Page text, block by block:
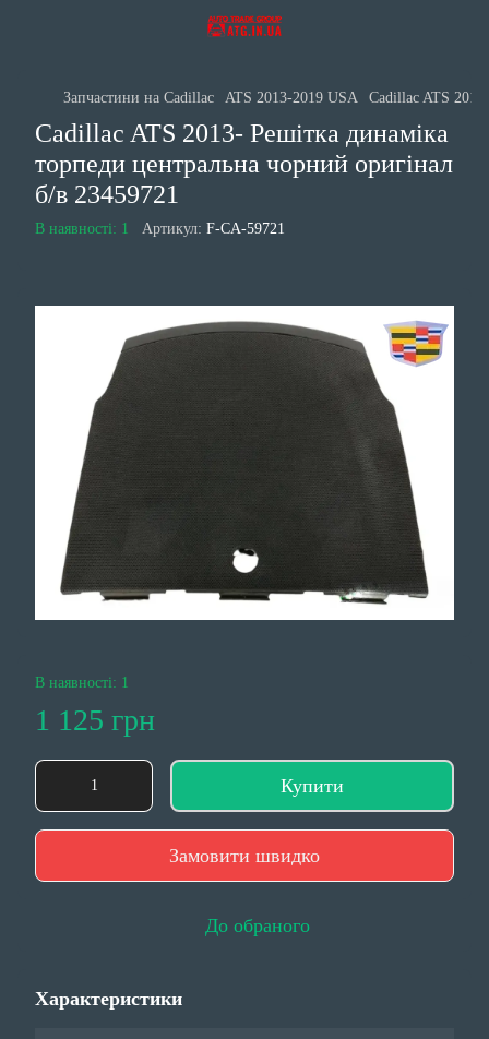
Запчастини на Cadillac ATS 2013-2019 USA Cadillac ATS
Cadillac ATS 2013- Решітка динаміка
торпеди центральна чорний оригінал
б/в 23459721
В наявності: 1 Артикул: F-CA-59721
В наявності: 1
1 125 грн
Купити
Замовити швидко
До обраного
Характеристики